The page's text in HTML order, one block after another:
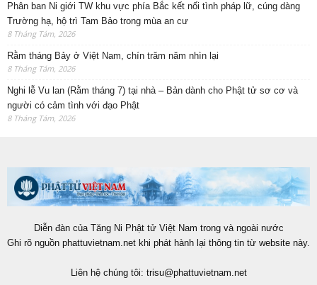
Phân ban Ni giới TW khu vực phía Bắc kết nối tình pháp lữ, cúng dàng
Trường hạ, hộ trì Tam Bảo trong mùa an cư
8 Tháng Tám, 2026
Rằm tháng Bảy ở Việt Nam, chín trăm năm nhìn lại
8 Tháng Tám, 2026
Nghi lễ Vu lan (Rằm tháng 7) tại nhà – Bản dành cho Phật tử sơ cơ và
người có cảm tình với đạo Phật
8 Tháng Tám, 2026
Diễn đàn của Tăng Ni Phật tử Việt Nam trong và ngoài nước
Ghi rõ nguồn phattuvietnam.net khi phát hành lại thông tin từ website này.
Liên hệ chúng tôi: trisu@phattuvietnam.net